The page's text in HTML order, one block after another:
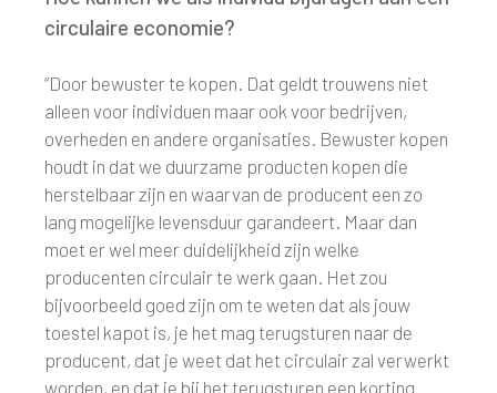
circulaire economie?
“Door bewuster te kopen. Dat geldt trouwens niet
alleen voor individuen maar ook voor bedrijven,
overheden en andere organisaties. Bewuster kopen
houdt in dat we duurzame producten kopen die
herstelbaar zijn en waarvan de producent een zo
lang mogelijke levensduur garandeert. Maar dan
moet er wel meer duidelijkheid zijn welke
producenten circulair te werk gaan. Het zou
bijvoorbeeld goed zijn om te weten dat als jouw
toestel kapot is, je het mag terugsturen naar de
producent, dat je weet dat het circulair zal verwerkt
worden, en dat je bij het terugsturen een korting